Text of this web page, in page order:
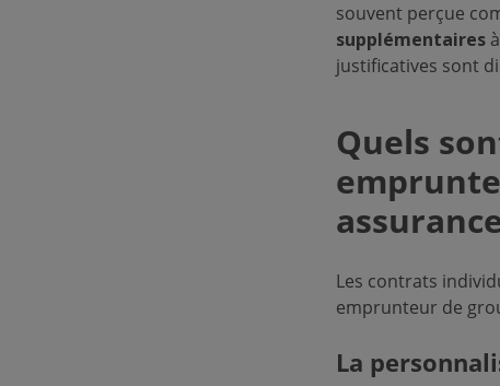
souvent perçue
supplémentaires
justificatives sont
Quels
Les contrats
emprunteur de
La